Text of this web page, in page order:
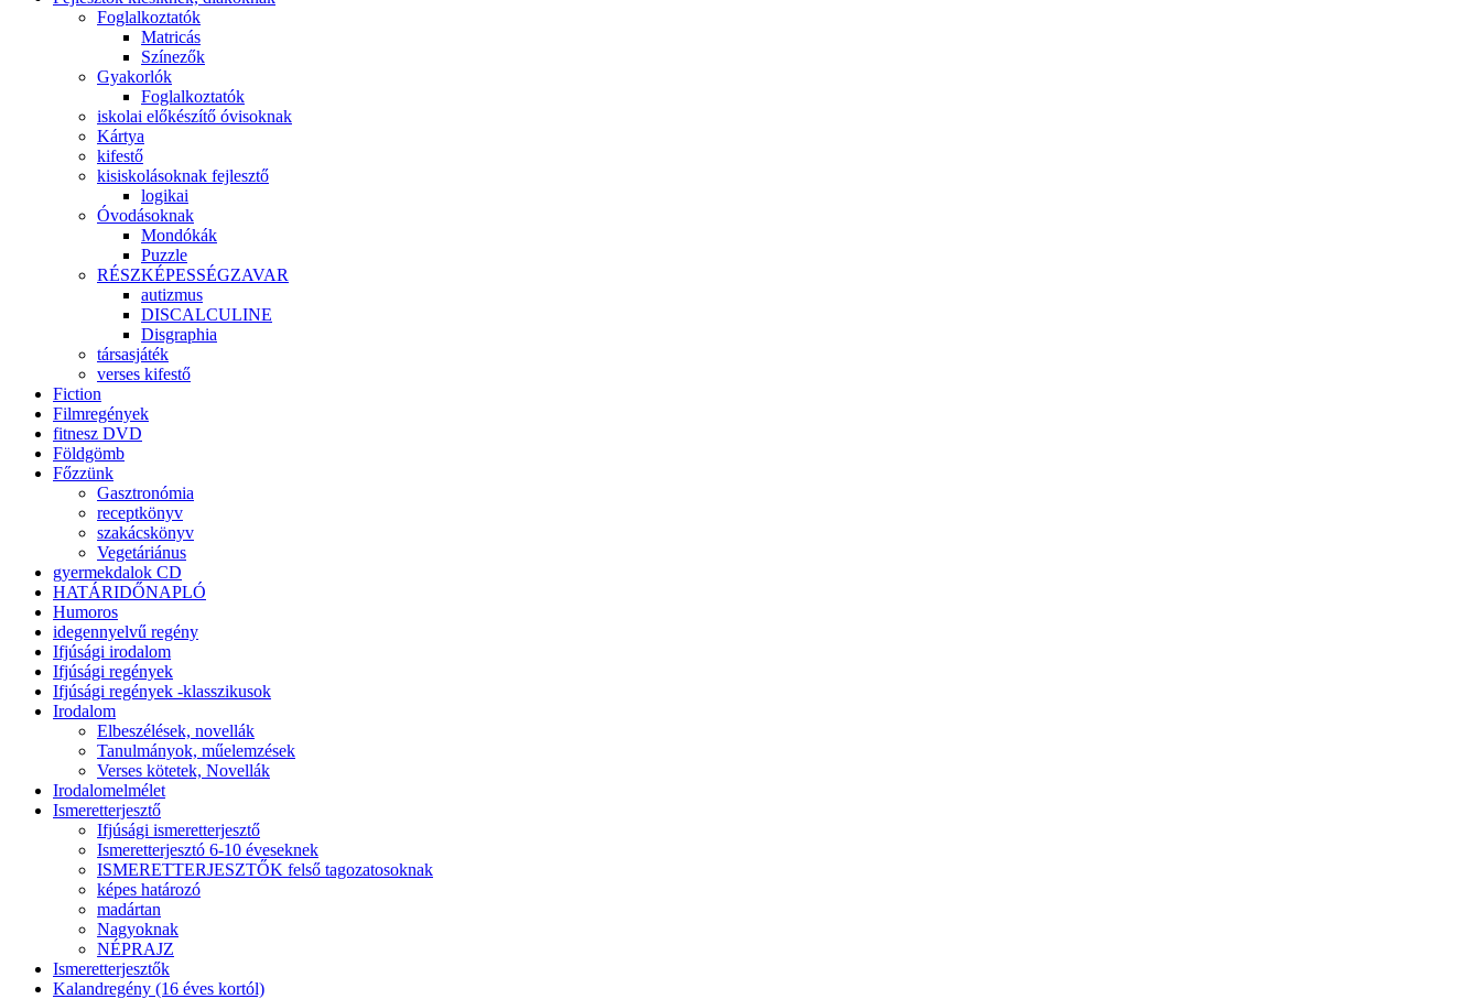
Foglalkoztatók
Matricás
Színezők
Gyakorlók
Foglalkoztatók
iskolai előkészítő óvisoknak
Kártya
kifestő
kisiskolásoknak fejlesztő
logikai
Óvodásoknak
Mondókák
Puzzle
RÉSZKÉPESSÉGZAVAR
autizmus
DISCALCULINE
Disgraphia
társasjáték
verses kifestő
Fiction
Filmregények
fitnesz DVD
Földgömb
Főzzünk
Gasztronómia
receptkönyv
szakácskönyv
Vegetáriánus
gyermekdalok CD
HATÁRIDŐNAPLÓ
Humoros
idegennyelvű regény
Ifjúsági irodalom
Ifjúsági regények
Ifjúsági regények -klasszikusok
Irodalom
Elbeszélések, novellák
Tanulmányok, műelemzések
Verses kötetek, Novellák
Irodalomelmélet
Ismeretterjesztő
Ifjúsági ismeretterjesztő
Ismeretterjesztó 6-10 éveseknek
ISMERETTERJESZTŐK felső tagozatosoknak
képes határozó
madártan
Nagyoknak
NÉPRAJZ
Ismeretterjesztők
Kalandregény (16 éves kortól)